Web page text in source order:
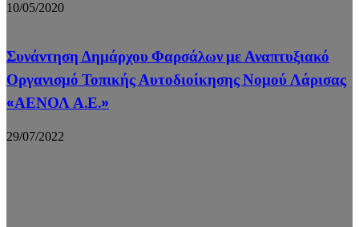
10/05/2020
Συνάντηση Δημάρχου Φαρσάλων με Αναπτυξιακό
Οργανισμό Τοπικής Αυτοδιοίκησης Νομού Λάρισας
«ΑΕΝΟΛ Α.Ε.»
29/07/2022